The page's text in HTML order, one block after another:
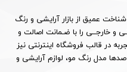
با تکیه بر تجربه ۲۰ ساله و شناخت عمیق از بازار آرایشی و رنگ
و خارجــی را با ضـمانت اصالت و
در قالب فروشگاه اینترنتی نیز
مدل رنگ مو، لوازم آرایشی و